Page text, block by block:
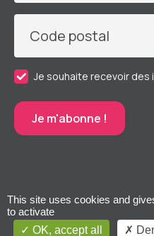
Code postal
Je souhaite recevoir des
This site uses cookies and
to activate
OK, accept all